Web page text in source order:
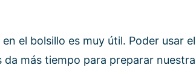
el bolsillo es muy útil. Poder usar el
da más tiempo para preparar nuestra